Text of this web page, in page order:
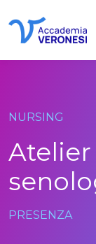
NURSING
PRESENZA